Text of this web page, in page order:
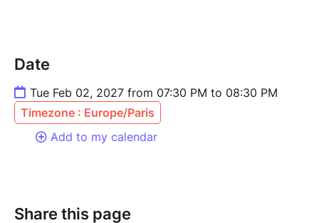
Date
Tue Feb 02, 2027 from 07:30 PM to 08:30 PM
Timezone : Europe/Paris
Add to my calendar
Share this page